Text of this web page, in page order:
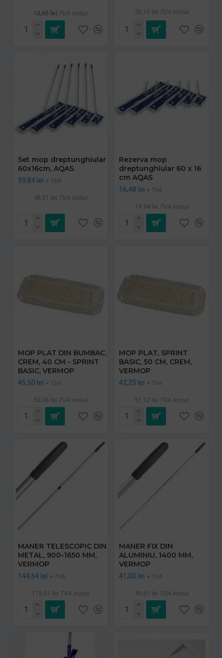
10,65 lei TVA inclus 26,10 lei TVA inclus
Set mop dreptunghiular
60x16cm, AQAS
39,84 lei + TVA
48,21 lei TVA inclus
Rezerva mop
dreptunghiular 60 x 16
cm AQAS
16,48 lei + TVA
19,94 lei TVA inclus
MOP PLAT DIN BUMBAC,
CREM, 40 CM - SPRINT
BASIC, VERMOP
45,50 lei + TVA
55,06 lei TVA inclus
MOP PLAT, SPRINT
BASIC, 50 CM, CREM,
VERMOP
42,25 lei + TVA
51,12 lei TVA inclus
MANER TELESCOPIC DIN
METAL, 900-1650 MM,
VERMOP
144,64 lei + TVA
175,01 lei TVA inclus
MANER FIX DIN
ALUMINIU, 1400 MM,
VERMOP
41,00 lei + TVA
49,61 lei TVA inclus